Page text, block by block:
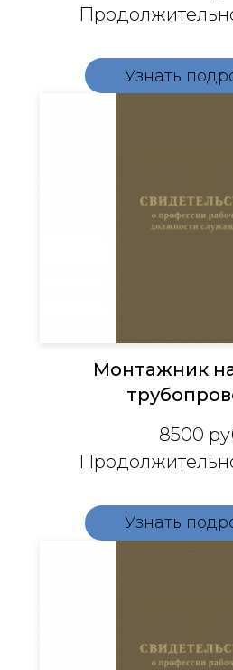
Узнать
Монтажник
8500
Узнать